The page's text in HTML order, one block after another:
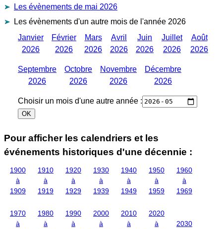
Les évènements de mai 2026
Les évènements d'un autre mois de l'année 2026
Janvier
2026
Février
2026
Mars
2026
Avril
2026
Juin
2026
Juillet
2026
Août
2026
Septembre
2026
Octobre
2026
Novembre
2026
Décembre
2026
Choisir un mois d'une autre année :
Pour afficher les calendriers et les
événements historiques d'une décennie :
1900
à
1909
1910
à
1919
1920
à
1929
1930
à
1939
1940
à
1949
1950
à
1959
1960
à
1969
1970
à
1980
à
1990
à
2000
à
2010
à
2020
à
2030